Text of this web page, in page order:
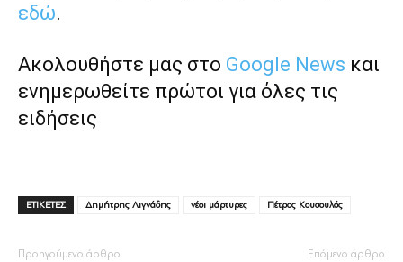
εδώ.
Ακολουθήστε μας στο Google News και
ενημερωθείτε πρώτοι για όλες τις
ειδήσεις
ΕΤΙΚΕΤΕΣ Δημήτρης Λιγνάδης νέοι μάρτυρες Πέτρος Κουσουλός
Προηγούμενο άρθρο Επόμενο άρθρο